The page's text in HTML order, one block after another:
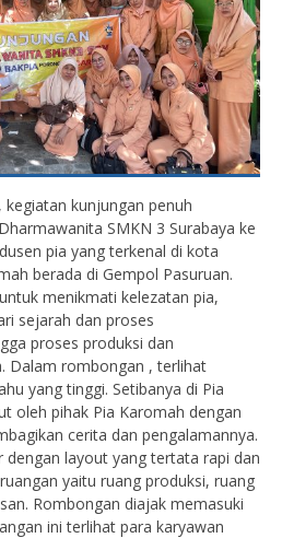
kegiatan kunjungan penuh
SMKN 3 Surabaya ke
pia yang terkenal di kota
berada di Gempol Pasuruan.
menikmati kelezatan pia,
sejarah dan proses
proses produksi dan
Dalam rombongan , terlihat
yang tinggi. Setibanya di Pia
oleh pihak Pia Karomah dengan
cerita dan pengalamannya.
dengan layout yang tertata rapi dan
yaitu ruang produksi, ruang
Rombongan diajak memasuki
ini terlihat para karyawan